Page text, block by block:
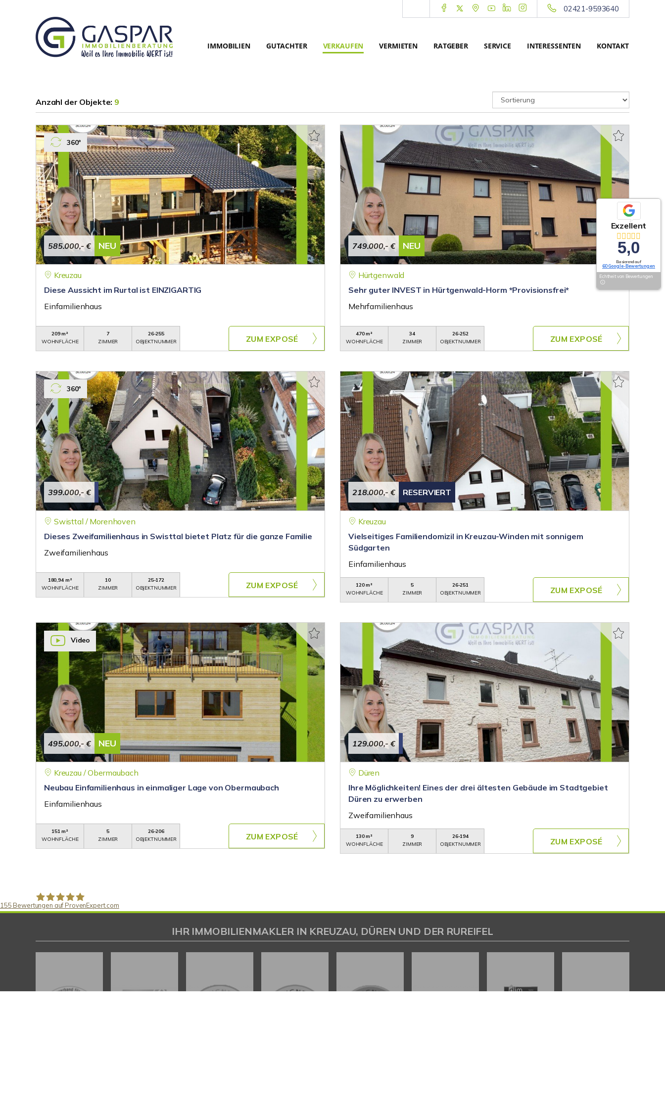
02421-9593640
IMMOBILIEN GUTACHTER VERKAUFEN VERMIETEN RATGEBER SERVICE INTERESSENTEN KONTAKT
Anzahl der Objekte: 9
585.000,- € NEU
360°
Kreuzau
Diese Aussicht im Rurtal ist EINZIGARTIG
Einfamilienhaus
209 m²
WOHNFLÄCHE
7
ZIMMER
26-255
OBJEKTNUMMER
ZUM EXPOSÉ
749.000,- € NEU
Hürtgenwald
Sehr guter INVEST in Hürtgenwald-Horm *Provisionsfrei*
Mehrfamilienhaus
470 m²
WOHNFLÄCHE
34
ZIMMER
26-252
OBJEKTNUMMER
ZUM EXPOSÉ
399.000,- €
360°
Swisttal / Morenhoven
Dieses Zweifamilienhaus in Swisttal bietet Platz für die ganze Familie
Zweifamilienhaus
180,94 m²
WOHNFLÄCHE
10
ZIMMER
25-172
OBJEKTNUMMER
ZUM EXPOSÉ
218.000,- € RESERVIERT
Kreuzau
Vielseitiges Familiendomizil in Kreuzau-Winden mit sonnigem
Südgarten
Einfamilienhaus
120 m²
WOHNFLÄCHE
5
ZIMMER
26-251
OBJEKTNUMMER
ZUM EXPOSÉ
495.000,- € NEU
Video
Kreuzau / Obermaubach
Neubau Einfamilienhaus in einmaliger Lage von Obermaubach
Einfamilienhaus
151 m²
WOHNFLÄCHE
5
ZIMMER
26-206
OBJEKTNUMMER
ZUM EXPOSÉ
129.000,- €
Düren
Ihre Möglichkeiten! Eines der drei ältesten Gebäude im Stadtgebiet
Düren zu erwerben
Zweifamilienhaus
130 m²
WOHNFLÄCHE
9
ZIMMER
26-194
OBJEKTNUMMER
ZUM EXPOSÉ
Exzellent
5,0
Basierend auf
60 Google-Bewertungen
Echtheit von Bewertungen
155 Bewertungen auf ProvenExpert.com
IHR IMMOBILIENMAKLER IN KREUZAU, DÜREN UND DER RUREIFEL